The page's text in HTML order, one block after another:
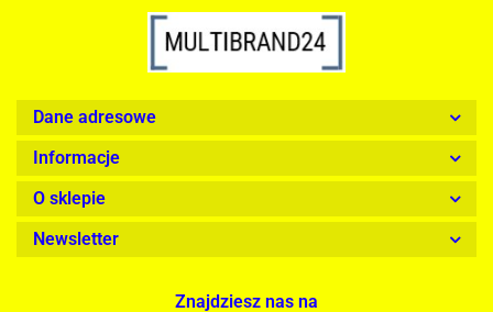
Dane adresowe
Informacje
O sklepie
Newsletter
Znajdziesz nas na